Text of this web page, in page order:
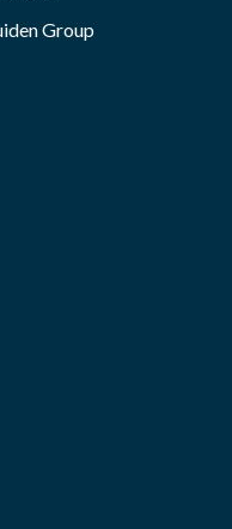
Group